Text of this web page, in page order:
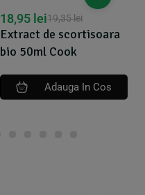
Extract de scortisoara
bio 50ml Cook
19,35lei
18,95 lei
Adauga In Cos